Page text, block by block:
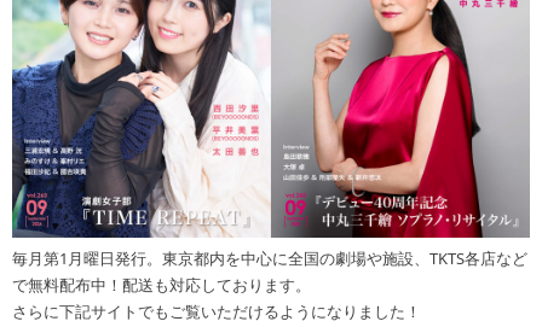
毎月第1月曜日発行。東京都内を中心に全国の劇場や施設、TKTS各店など
で無料配布中！配送も対応しております。
さらに下記サイトでもご覧いただけるようになりました！